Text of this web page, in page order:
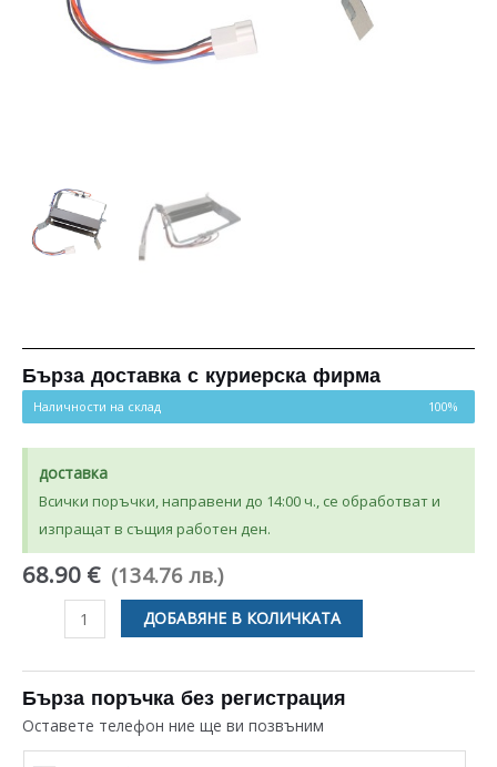
Бърза доставка с куриерска фирма
Наличности на склад 100%
доставка
Всички поръчки, направени до 14:00 ч., се обработват и
изпращат в същия работен ден.
68.90 € (134.76 лв.)
количество
НАГРЕВАТЕЛ
2300W
ЗА
СУШИЛНЯ
ДОБАВЯНЕ В КОЛИЧКАТА
Бърза поръчка без регистрация
Оставете телефон ние ще ви позвъним